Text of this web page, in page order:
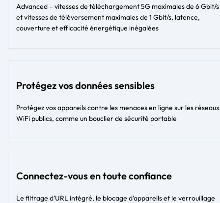
Advanced – vitesses de téléchargement 5G maximales de 6 Gbit/s
et vitesses de téléversement maximales de 1 Gbit/s, latence,
couverture et efficacité énergétique inégalées
Protégez vos données sensibles
Protégez vos appareils contre les menaces en ligne sur les réseaux
WiFi publics, comme un bouclier de sécurité portable
Connectez-vous en toute confiance
Le filtrage d'URL intégré, le blocage d'appareils et le verrouillage